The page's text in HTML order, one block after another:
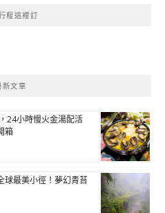
程這裡訂
新文章
24小時慢火金湯配活
箱
球最美小徑！夢幻青苔